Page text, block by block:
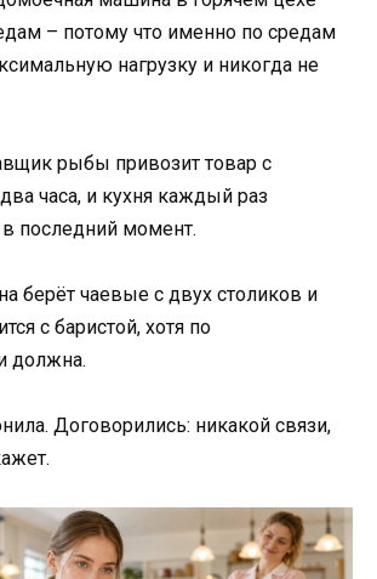
– потому что именно по средам
нагрузку и никогда не
рыбы привозит товар с
часа, и кухня каждый раз
последний момент.
берёт чаевые с двух столиков и
с баристой, хотя по
должна.
Договорились: никакой связи,